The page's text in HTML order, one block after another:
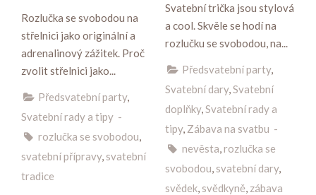
Rozlučka se svobodou na
střelnici jako originální a
adrenalinový zážitek. Proč
zvolit střelnici jako...
Předsvatební party,
Svatební rady a tipy -
rozlučka se svobodou
svatební přípravy, svatební
tradice
Svatební trička jsou stylová
a cool. Skvěle se hodí na
rozlučku se svobodou, na...
Předsvatební party,
Svatební dary, Svatební
doplňky, Svatební rady a
tipy, Zábava na svatbu -
nevěsta rozlučka se
svobodou svatební dary,
svědek svědkyně zábava